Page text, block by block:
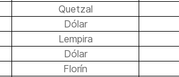
Quetzal
Dólar
Lempira
Dólar
Florín